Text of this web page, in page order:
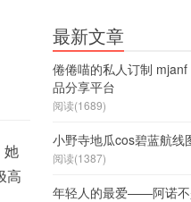
她
高
最新文章
倦倦喵的私人订制
品分享平台
阅读(1689)
小野寺地瓜cos碧蓝航线
阅读(1387)
年轻人的最爱——阿诺不